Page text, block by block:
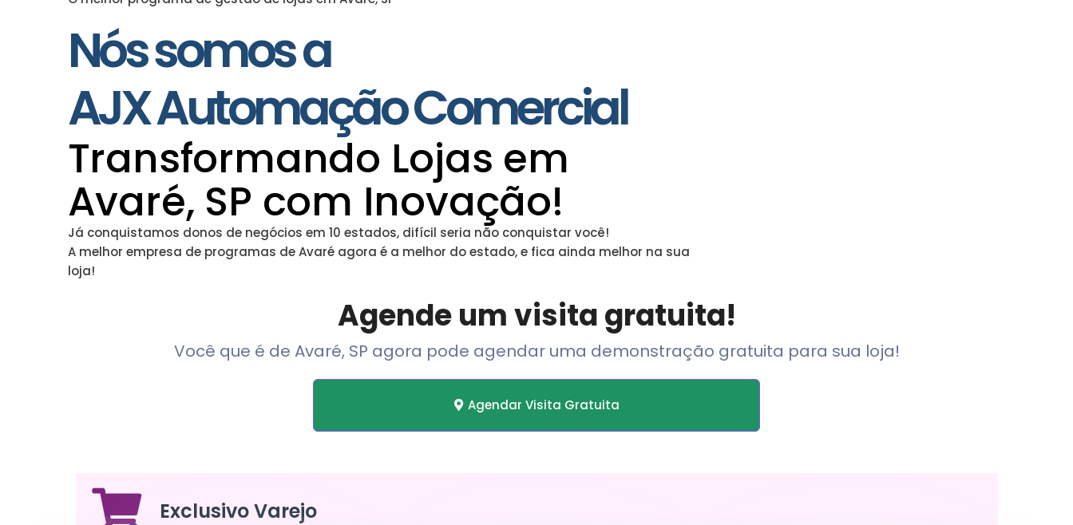
Nós somos a
AJX Automação Comercial
Transformando Lojas em
Avaré, SP com Inovação!
Já conquistamos donos de negócios em 10 estados, difícil seria não conquistar você!
A melhor empresa de programas de Avaré agora é a melhor do estado, e fica ainda melhor na sua
loja!
Agende um visita gratuita!
Você que é de Avaré, SP agora pode agendar uma demonstração gratuita para sua loja!
Agendar Visita Gratuita
Exclusivo Varejo